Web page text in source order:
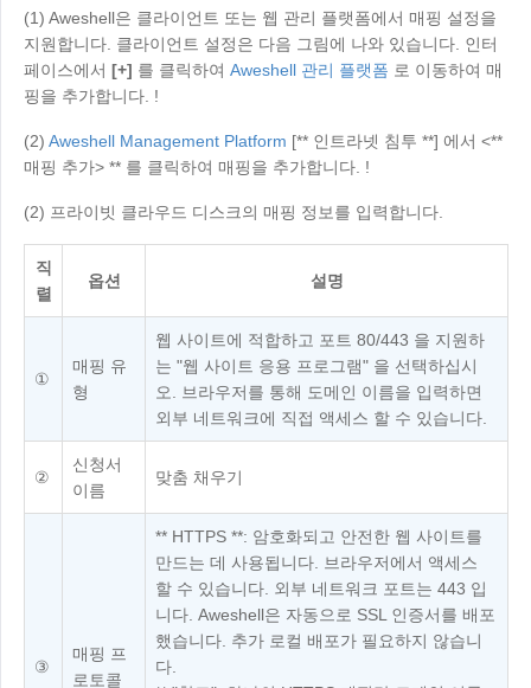
Oceania
Australia
English
New Zealand
English
Other
Other Regions
English
AI-translated page. Original content available in English.
(1) Aweshell은 클라이언트 또는 웹 관리 플랫폼에서 매핑 설정을
지원합니다. 클라이언트 설정은 다음 그림에 나와 있습니다. 인터
페이스에서[+] 를 클릭하여Aweshell 관리 플랫폼 로 이동하여 매
핑을 추가합니다. !
(2)Aweshell Management Platform [** 인트라넷 침투 **] 에서 <**
매핑 추가> ** 를 클릭하여 매핑을 추가합니다. !
(2) 프라이빗 클라우드 디스크의 매핑 정보를 입력합니다.
직
렬
옵션 설명
①
매핑 유
형
웹 사이트에 적합하고 포트 80/443 을 지원하
는 "웹 사이트 응용 프로그램" 을 선택하십시
오. 브라우저를 통해 도메인 이름을 입력하면
외부 네트워크에 직접 액세스 할 수 있습니다.
②
신청서
이름
맞춤 채우기
③
매핑 프
로토콜
** HTTPS **: 암호화되고 안전한 웹 사이트를
만드는 데 사용됩니다. 브라우저에서 액세스
할 수 있습니다. 외부 네트워크 포트는 443 입
니다. Aweshell은 자동으로 SSL 인증서를 배포
했습니다. 추가 로컬 배포가 필요하지 않습니
다.